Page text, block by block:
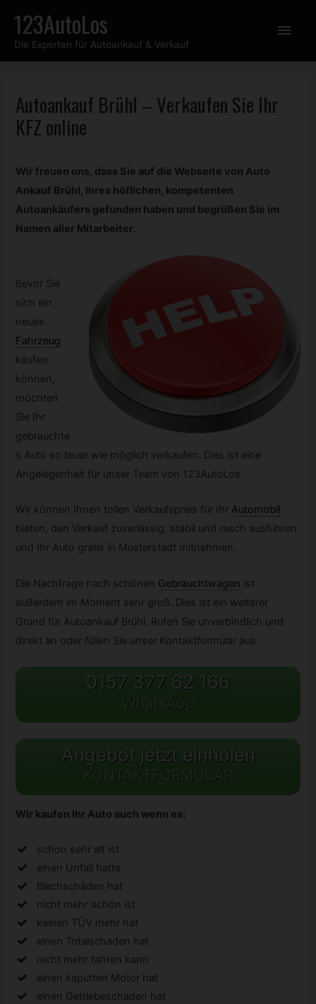
Inhalt
springen
123AutoLos
Die Experten für Autoankauf & Verkauf
Autoankauf Brühl – Verkaufen Sie Ihr
KFZonline
Wir freuen uns, dass Sie auf die Webseite von Auto
Ankauf Brühl, Ihres höflichen, kompetenten
Autoankäufers gefunden haben und begrüßen Sie im
Namen aller Mitarbeiter.
Bevor Sie
sich ein
neues
Fahrzeug
kaufen
können,
möchten
Sie Ihr
gebrauchte
s Auto so teuer wie möglich verkaufen. Dies ist eine
Angelegenheit für unser Team von 123AutoLos.
Wir können Ihnen tollen Verkaufspreis für Ihr Automobil
bieten, den Verkauf zuverlässig, stabil und rasch ausführen
und Ihr Auto gratis in Musterstadt mitnehmen.
Die Nachfrage nach schönen Gebrauchtwagen ist
außerdem im Moment sehr groß. Dies ist ein weiterer
Grund für Autoankauf Brühl. Rufen Sie unverbindlich und
direkt an oder füllen Sie unser Kontaktformular aus.
0157 377 62 166
WhatsApp
Angebot jetzt einholen
KONTAKTFORMULAR
Wir kaufen Ihr Auto auch wenn es:
schon sehr alt ist
einen Unfall hatte
Blechschäden hat
nicht mehr schön ist
keinen TÜV mehr hat
einen Totalschaden hat
nicht mehr fahren kann
einen kaputten Motor hat
einen Getriebeschaden hat